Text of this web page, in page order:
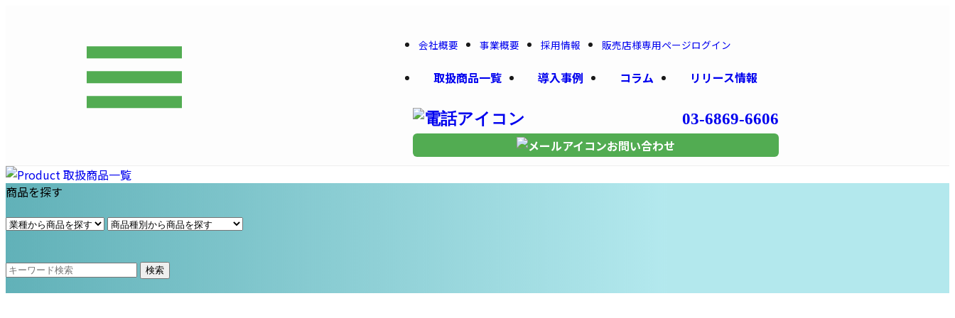
プライム・スター株式会社
会社概要 事業概要 採用情報 販売店様専用ページログイン
取扱商品一覧 導入事例 コラム リリース情報
03-6869-6606
お問い合わせ
商品を探す
検索